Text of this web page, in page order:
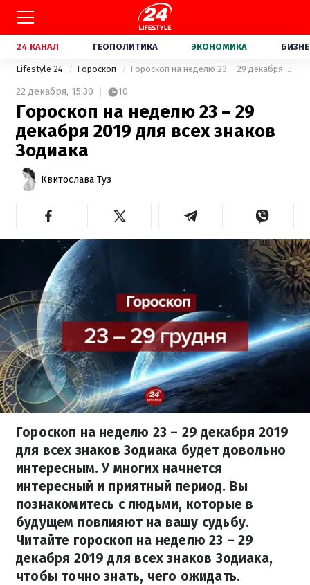
24 КАНАЛ ГЕОПОЛИТИКА ЭКОНОМИКА
Lifestyle 24 Гороскоп Гороскоп на неделю 23 – 29 декабря 2019 для всех знаков Зодиака
22 декабря, 15:30 10
Гороскоп на неделю 23 – 29
декабря 2019 для всех знаков
Зодиака
Квитослава Туз
Гороскоп на неделю 23 – 29 декабря 2019
для всех знаков Зодиака будет довольно
интересным. У многих начнется
интересный и приятный период. Вы
познакомитесь с людьми, которые в
будущем повлияют на вашу судьбу.
Читайте гороскоп на неделю 23 – 29
декабря 2019 для всех знаков Зодиака,
чтобы точно знать, чего ожидать.